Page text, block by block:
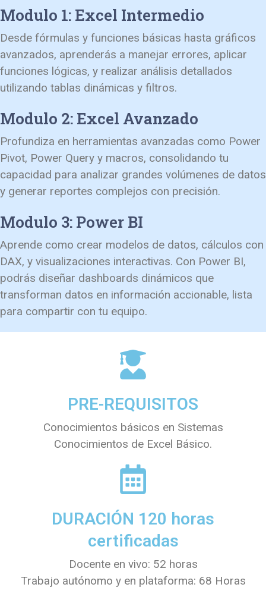
Modulo 1: Excel Intermedio
Desde fórmulas y funciones básicas hasta gráficos
avanzados, aprenderás a manejar errores, aplicar
funciones lógicas, y realizar análisis detallados
utilizando tablas dinámicas y filtros.
Modulo 2: Excel Avanzado
Profundiza en herramientas avanzadas como Power
Pivot, Power Query y macros, consolidando tu
capacidad para analizar grandes volúmenes de datos
y generar reportes complejos con precisión.
Modulo 3: Power BI
Aprende como crear modelos de datos, cálculos con
DAX, y visualizaciones interactivas. Con Power BI,
podrás diseñar dashboards dinámicos que
transforman datos en información accionable, lista
para compartir con tu equipo.
PRE-REQUISITOS
Conocimientos básicos en Sistemas
Conocimientos de Excel Básico.
DURACIÓN 120 horas
certificadas
Docente en vivo: 52 horas
Trabajo autónomo y en plataforma: 68 Horas